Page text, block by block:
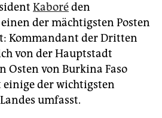
Kaboréden
der mächtigsten Posten
Kommandant der Dritten
von der Hauptstadt
Osten von Burkina Faso
der wichtigsten
umfasst.